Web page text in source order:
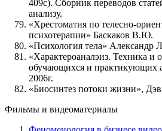
409с). Сборник переводов
анализу.
«Хрестоматия по телесно-
психотерапии» Баскаков В.Ю.
«Психология тела» Александр
«Характероаналэиз. Техника и
обучающихся и практикующих
2006г.
«Биосинтез потоки жизни»,
Фильмы и видеоматериалы